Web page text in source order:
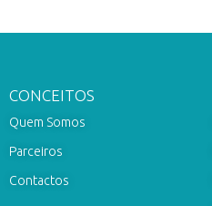
CONCEITOS
Quem Somos
Parceiros
Contactos